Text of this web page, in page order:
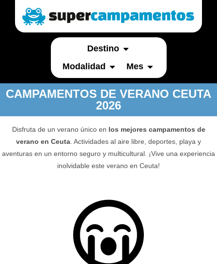
Destino
Modalidad
Mes
CAMPAMENTOS DE VERANO CEUTA
2026
Disfruta de un verano único en los mejores campamentos de
verano en Ceuta. Actividades al aire libre, deportes, playa y
aventuras en un entorno seguro y multicultural. ¡Vive una experiencia
inolvidable este verano en Ceuta!